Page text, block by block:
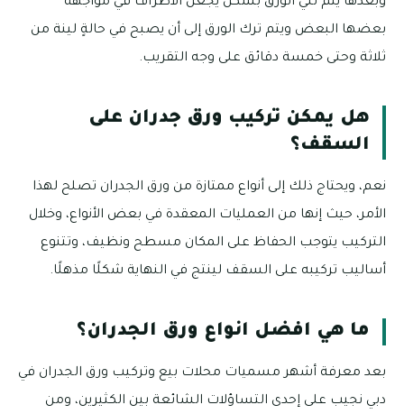
بعضها البعض ويتم ترك الورق إلى أن يصبح في حالةٍ لينة من
ثلاثة وحتى خمسة دقائق على وجه التقريب.
هل يمكن تركيب ورق جدران على
السقف؟
نعم، ويحتاج ذلك إلى أنواع ممتازة من ورق الجدران تصلح لهذا
الأمر، حيث إنها من العمليات المعقدة في بعض الأنواع، وخلال
التركيب يتوجب الحفاظ على المكان مسطح ونظيف، وتتنوع
أساليب تركيبه على السقف لينتج في النهاية شكلًا مذهلًا.
ما هي افضل انواع ورق الجدران؟
بعد معرفة أشهر مسميات محلات بيع وتركيب ورق الجدران في
دبي نجيب على إحدى التساؤلات الشائعة بين الكثيرين، ومن